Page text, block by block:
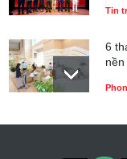
Tin
6